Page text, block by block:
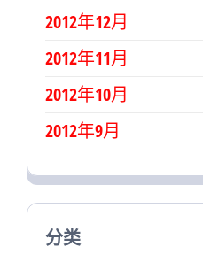
2012年12月
2012年11月
2012年10月
2012年9月
分类